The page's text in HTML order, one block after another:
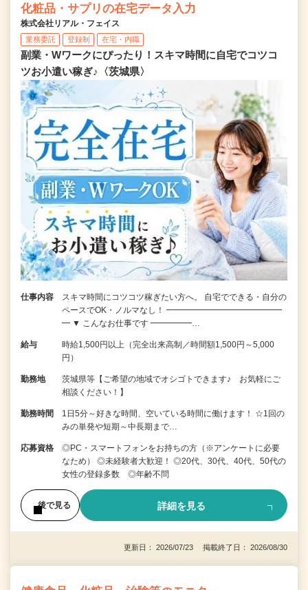
化粧品・サプリの在宅データ入力
株式会社リアル・フェイス
業務委託 登録制 在宅・内職
副業・Wワークにぴったり！スキマ時間に自宅でコツコ
ツお小遣い稼ぎ♪〈茨城県〉
仕事内容
スキマ時間にコツコツ稼ぎたい方へ。 自宅でできる・自分の
ペースでOK・ノルマなし！ ━━━━━━━━━━━━━━
━ ▼ こんなお仕事です ━━━━━…
給与
時給1,500円以上（完全出来高制／時間額1,500円～5,000
円）
勤務地
茨城県等【ご希望の地域でオシゴトできます♪ お気軽にご
相談ください！】
勤務時間
1日5分～好きな時間、空いている時間に働けます！ ☆1回の
みの単発や短期～中長期まで…
応募資格
◎PC・スマートフォンをお持ちの方（※アンケートに必要
なため） ◎未経験者大歓迎！ ◎20代、30代、40代、50代の
女性の登録多数 ◎年齢不問
後で見る 詳細を見る
更新日： 2026/07/23 掲載終了日： 2026/08/30